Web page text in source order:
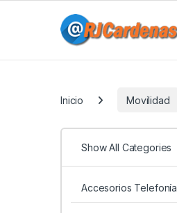
Inicio Movilidad
Show All Categories
Accesorios Telefonía